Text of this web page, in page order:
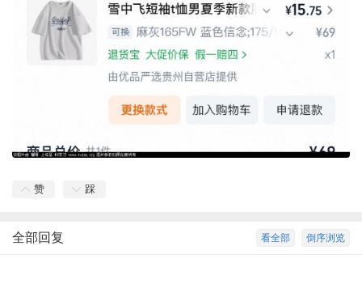
赞 踩
倒序浏览
看全部
全部回复